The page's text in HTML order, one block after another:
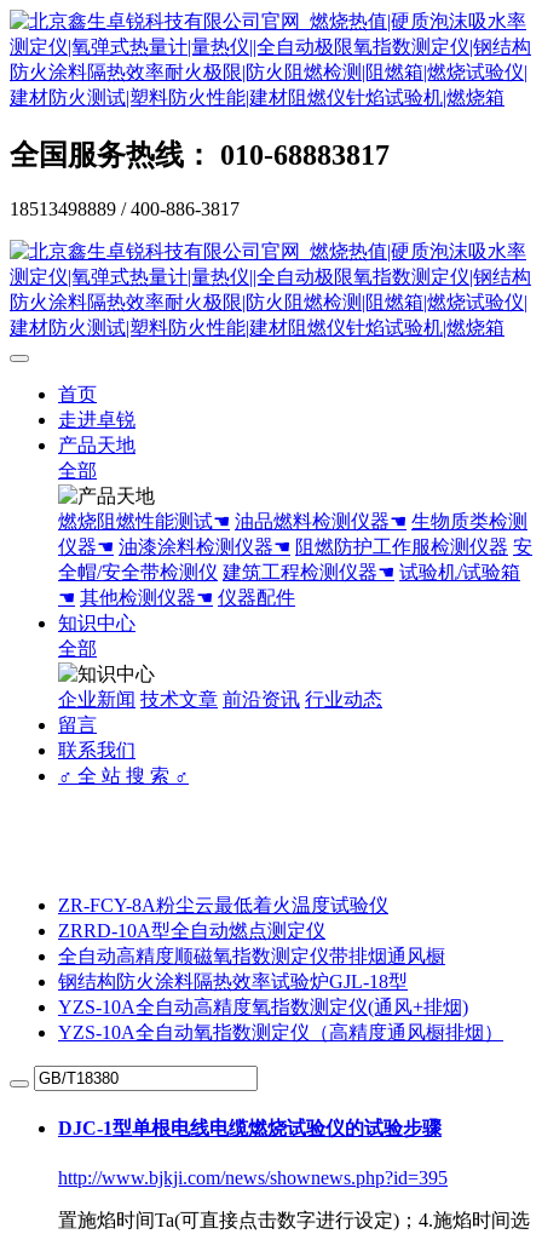
全国服务热线： 010-68883817
18513498889 / 400-886-3817
首页
走进卓锐
产品天地
全部
燃烧阻燃性能测试☚ 油品燃料检测仪器☚ 生物质类检测
仪器☚ 油漆涂料检测仪器☚ 阻燃防护工作服检测仪器 安
全帽/安全带检测仪 建筑工程检测仪器☚ 试验机/试验箱
☚ 其他检测仪器☚ 仪器配件
知识中心
全部
企业新闻 技术文章 前沿资讯 行业动态
留言
联系我们
♂ 全 站 搜 索 ♂
ZR-FCY-8A粉尘云最低着火温度试验仪
ZRRD-10A型全自动燃点测定仪
全自动高精度顺磁氧指数测定仪带排烟通风橱
钢结构防火涂料隔热效率试验炉GJL-18型
YZS-10A全自动高精度氧指数测定仪(通风+排烟)
YZS-10A全自动氧指数测定仪（高精度通风橱排烟）
DJC-1型单根电线电缆燃烧试验仪的试验步骤
http://www.bjkji.com/news/shownews.php?id=395
置施焰时间Ta(可直接点击数字进行设定)；4.施焰时间选